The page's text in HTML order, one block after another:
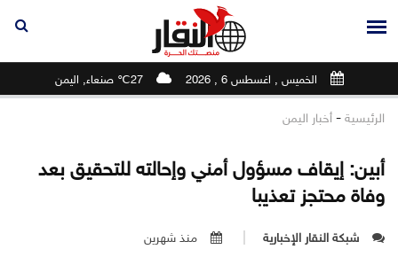
الخميس , اغسطس 6 , 2026 27℃ صنعاء, اليمن
الرئيسية - أخبار اليمن
أبين: إيقاف مسؤول أمني وإحالته للتحقيق بعد
وفاة محتجز تعذيبا
شبكة النقار الإخبارية منذ شهرين